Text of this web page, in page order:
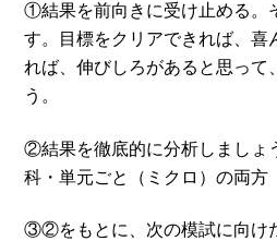
①結果を前向きに受け止める。
す。目標をクリアできれば、喜
れば、伸びしろがあると思って
う。
②結果を徹底的に分析しましょ
科・単元ごと（ミクロ）の両方
③②をもとに、次の模試に向け